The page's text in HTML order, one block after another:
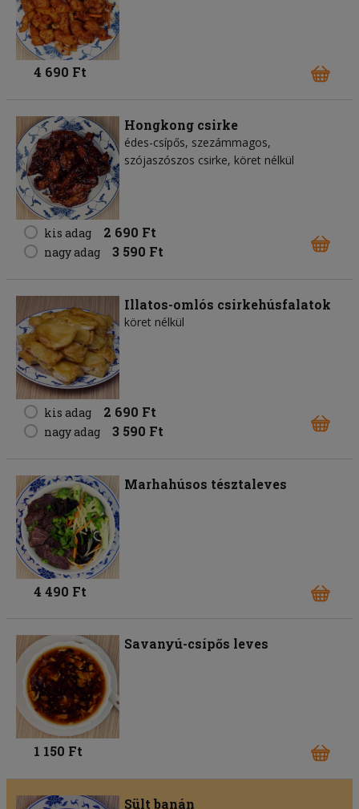
4 690 Ft
Hongkong csirke
édes-csípős, szezámmagos,
szójaszószos csirke, köret nélkül
kis adag 2 690 Ft
nagy adag 3 590 Ft
Illatos-omlós csirkehúsfalatok
köret nélkül
kis adag 2 690 Ft
nagy adag 3 590 Ft
Marhahúsos tésztaleves
4 490 Ft
Savanyú-csípős leves
1 150 Ft
Sült banán